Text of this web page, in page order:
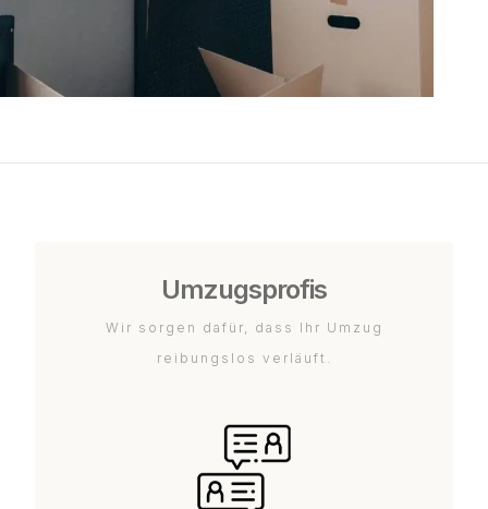
Umzugsprofis
Wir sorgen dafür, dass Ihr Umzug
reibungslos verläuft.